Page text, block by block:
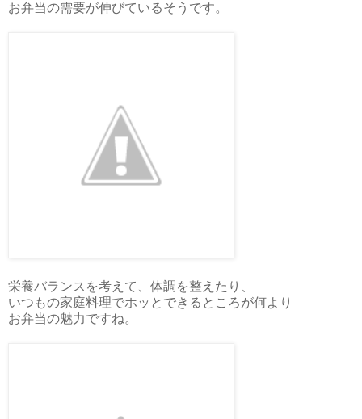
お弁当の需要が伸びているそうです。
栄養バランスを考えて、体調を整えたり、
いつもの家庭料理でホッとできるところが何より
お弁当の魅力ですね。